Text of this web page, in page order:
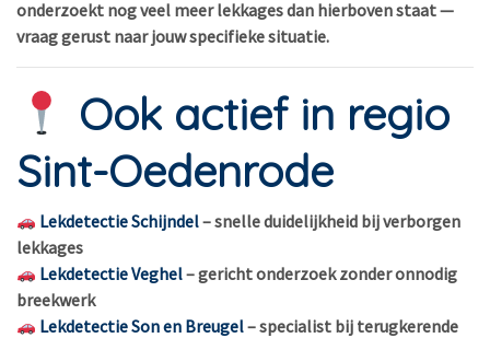
onderzoekt nog veel meer lekkages dan hierboven staat —
vraag gerust naar jouw specifieke situatie.
Ook actief in regio
Sint-Oedenrode
Lekdetectie Schijndel– snelle duidelijkheid bij verborgen
lekkages
Lekdetectie Veghel– gericht onderzoek zonder onnodig
breekwerk
Lekdetectie Son en Breugel– specialist bij terugkerende